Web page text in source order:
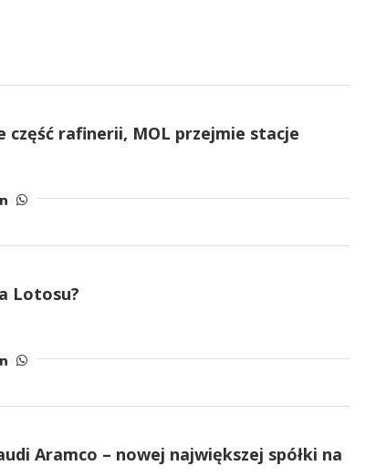
część rafinerii, MOL przejmie stacje
Lotosu?
Aramco – nowej największej spółki na